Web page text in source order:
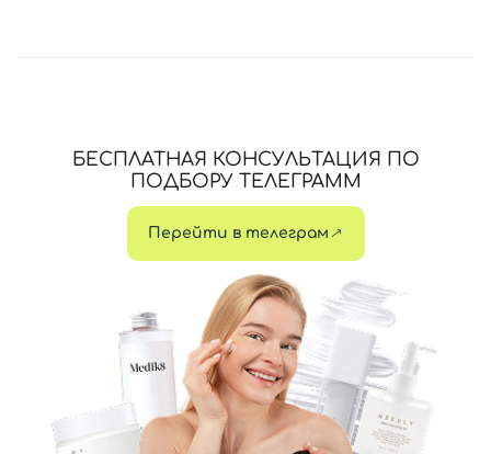
БЕСПЛАТНАЯ КОНСУЛЬТАЦИЯ ПО
ПОДБОРУ ТЕЛЕГРАММ
Перейти в телеграм